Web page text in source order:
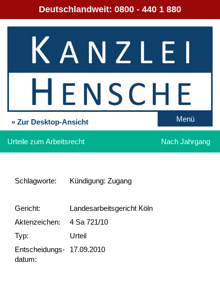
Deutschlandweit: 0800 - 440 1 880
» Zur Desktop-Ansicht Menü
Urteile zum Arbeitsrecht Nach Jahrgang
Schlag­worte: Kündigung: Zugang
Gericht:
Landesarbeitsgericht Köln
Akten­zeichen:
4 Sa 721/10
Typ:
Urteil
Ent­scheid­ungs­
datum:
17.09.2010